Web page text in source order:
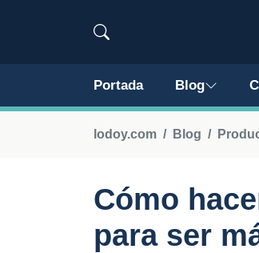
Portada Blog
lodoy.com Blog
Cómo
para ser